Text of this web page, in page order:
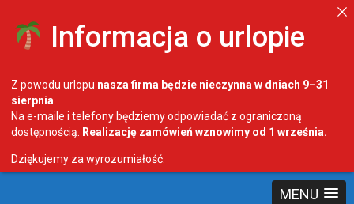
MENU
Informacja o urlopie
Z powodu urlopu nasza firma będzie nieczynna w dniach 9–31
sierpnia.
Na e-maile i telefony będziemy odpowiadać z ograniczoną
dostępnością. Realizację zamówień wznowimy od 1 września.
Dziękujemy za wyrozumiałość.